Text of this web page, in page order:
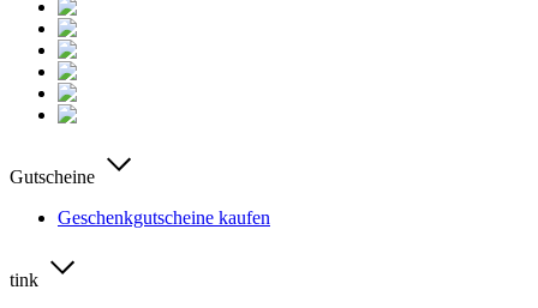
Gutscheine
Geschenkgutscheine kaufen
tink